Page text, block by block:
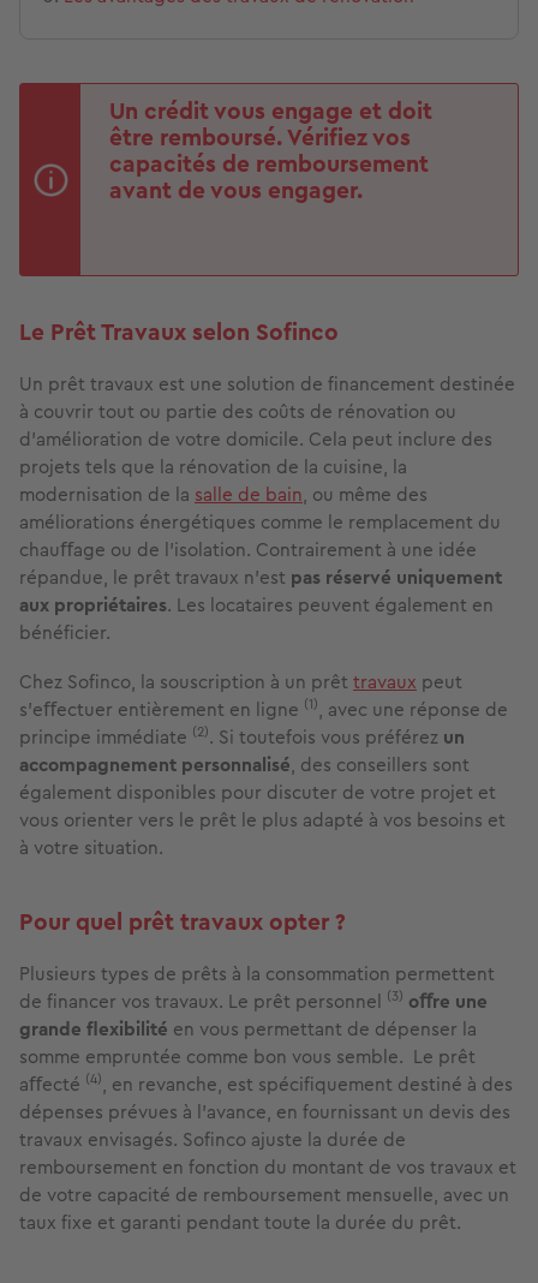
Un crédit vous engage et doit
être remboursé. Vérifiez vos
capacités de remboursement
avant de vous engager.
Le Prêt Travaux selon Soﬁnco
Un prêt travaux est une solution de ﬁnancement destinée
à couvrir tout ou partie des coûts de rénovation ou
d'amélioration de votre domicile. Cela peut inclure des
projets tels que la rénovation de la cuisine, la
modernisation de la salle de bain, ou même des
améliorations énergétiques comme le remplacement du
chauﬀage ou de l'isolation. Contrairement à une idée
répandue, le prêt travaux n'est pas réservé uniquement
aux propriétaires. Les locataires peuvent également en
bénéﬁcier.
Chez Soﬁnco, la souscription à un prêt travaux peut
s'eﬀectuer entièrement en ligne (1), avec une réponse de
principe immédiate (2). Si toutefois vous préférez un
accompagnement personnalisé, des conseillers sont
également disponibles pour discuter de votre projet et
vous orienter vers le prêt le plus adapté à vos besoins et
à votre situation.
Pour quel prêt travaux opter ?
Plusieurs types de prêts à la consommation permettent
de ﬁnancer vos travaux. Le prêt personnel (3) oﬀre une
grande ﬂexibilité en vous permettant de dépenser la
somme empruntée comme bon vous semble. Le prêt
aﬀecté (4), en revanche, est spéciﬁquement destiné à des
dépenses prévues à l'avance, en fournissant un devis des
travaux envisagés. Soﬁnco ajuste la durée de
remboursement en fonction du montant de vos travaux et
de votre capacité de remboursement mensuelle, avec un
taux ﬁxe et garanti pendant toute la durée du prêt.